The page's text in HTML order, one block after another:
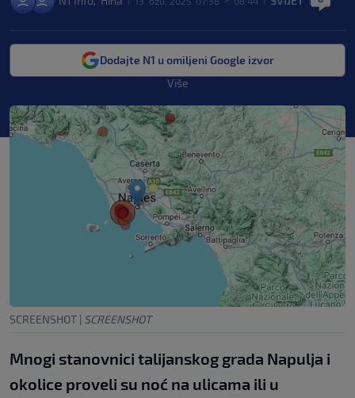
Dodajte N1 u omiljeni Google izvor
Više
SCREENSHOT | SCREENSHOT
Mnogi stanovnici talijanskog grada Napulja i
okolice proveli su noć na ulicama ili u